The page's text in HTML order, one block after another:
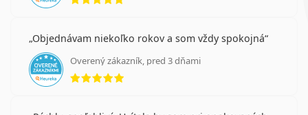
Objednávam niekoľko rokov a som vždy spokojná
Overený zákazník, pred 3 dňami
hodnotenie 5 z 5